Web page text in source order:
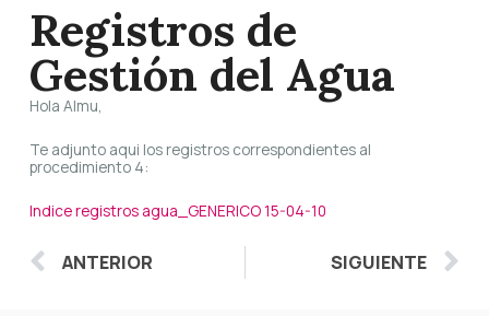
Registros de
Gestión del Agua
Hola Almu,
Te adjunto aqui los registros correspondientes al
procedimiento 4:
Indice registros agua_GENERICO 15-04-10
Ant
ANTERIOR SIGUIENTE